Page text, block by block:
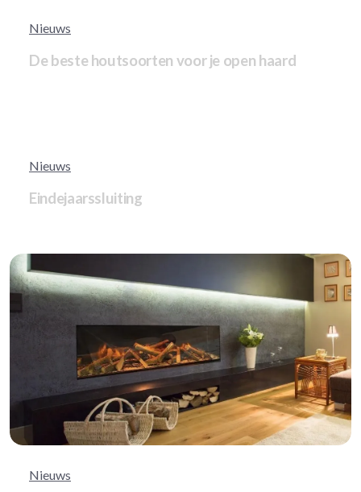
Nieuws
De beste houtsoorten voor je open haard
Nieuws
Eindejaarssluiting
Nieuws